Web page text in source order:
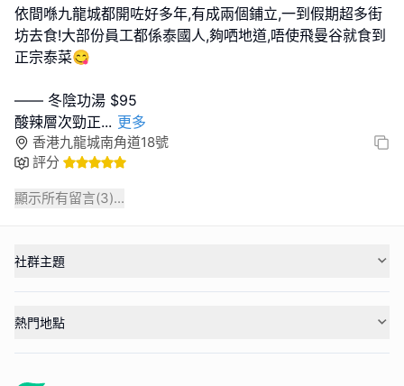
依間喺九龍城都開咗好多年,有成兩個鋪立,一到假期超多街
坊去食!大部份員工都係泰國人,夠哂地道,唔使飛曼谷就食到
正宗泰菜😋
—— 冬陰功湯 $95
酸辣層次勁正... 更多
香港九龍城南角道18號
評分
顯示所有留言(3)...
社群主題
熱門地點